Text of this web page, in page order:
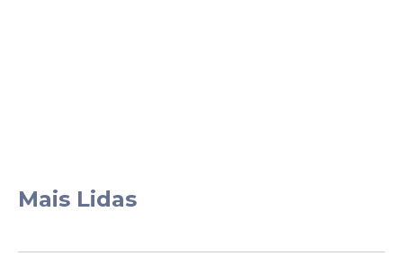
Mais Lidas